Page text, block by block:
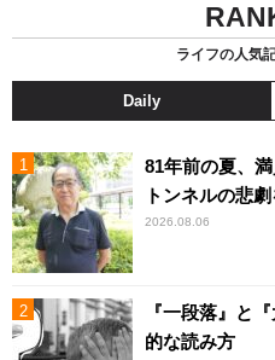
ライフの人気
Daily
81年前の夏、
トンネルの悲
2026.08.06
『一段落』と
的な読み方